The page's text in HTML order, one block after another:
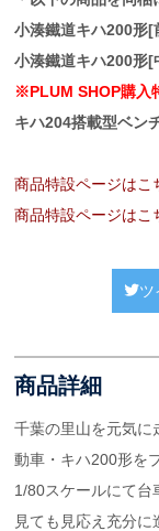
小湊鐵道キハ200形[
小湊鐵道キハ200形[
※PLUM SHOP購入
キハ204搭載型ベ
商品特設ページはこ
商品特設ページはこ
ツ
商品詳細
千葉の里山を元気に
動車・キハ200形を
1/80スケールにて台
見ても見応え充分に